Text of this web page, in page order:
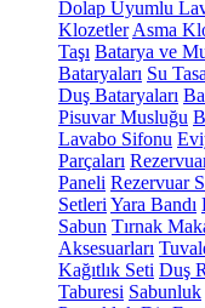
Dolap Uyumlu
Klozetler Asma
Taşı Batarya ve
Bataryaları Su
Duş Bataryaları
Pisuvar Musluğu
Lavabo Sifonu
Parçaları
Paneli Rezervuar
Setleri Yara Bandı
Sabun Tırnak
Aksesuarları
Kağıtlık Seti Duş
Taburesi Sabunluk